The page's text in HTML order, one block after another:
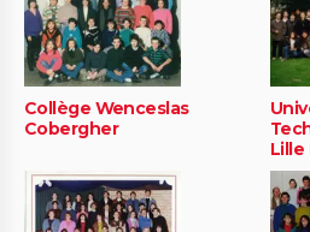
Collège Wenceslas
Cobergher
Lille